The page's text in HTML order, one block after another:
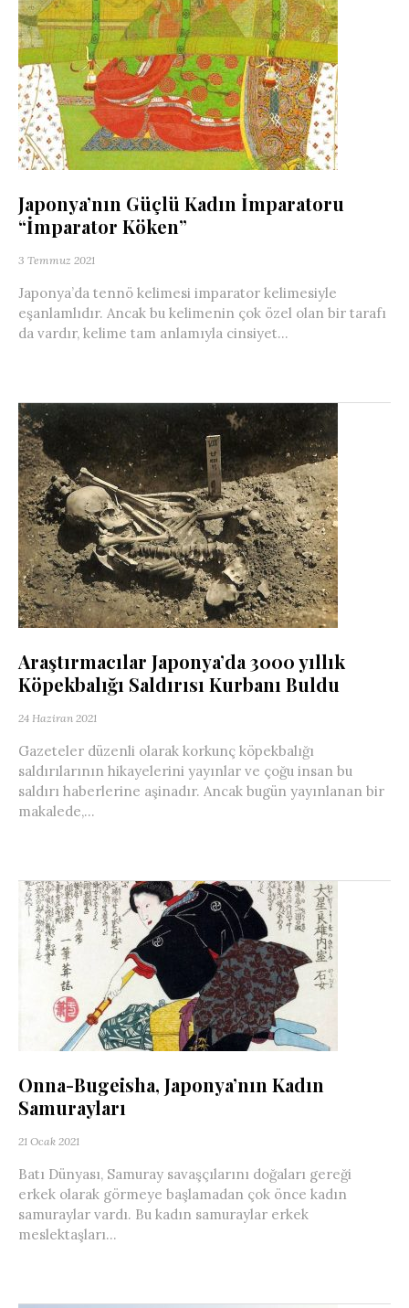
Japonya’nın Güçlü Kadın İmparatoru
“İmparator Köken”
3 Temmuz 2021
Japonya’da tennö kelimesi imparator kelimesiyle
eşanlamlıdır. Ancak bu kelimenin çok özel olan bir tarafı
da vardır, kelime tam anlamıyla cinsiyet...
Araştırmacılar Japonya’da 3000 yıllık
Köpekbalığı Saldırısı Kurbanı Buldu
24 Haziran 2021
Gazeteler düzenli olarak korkunç köpekbalığı
saldırılarının hikayelerini yayınlar ve çoğu insan bu
saldırı haberlerine aşinadır. Ancak bugün yayınlanan bir
makalede,...
Onna-Bugeisha, Japonya’nın Kadın
Samurayları
21 Ocak 2021
Batı Dünyası, Samuray savaşçılarını doğaları gereği
erkek olarak görmeye başlamadan çok önce kadın
samuraylar vardı. Bu kadın samuraylar erkek
meslektaşları...